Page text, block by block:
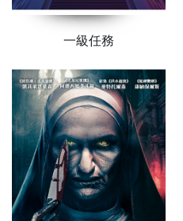
一級任務